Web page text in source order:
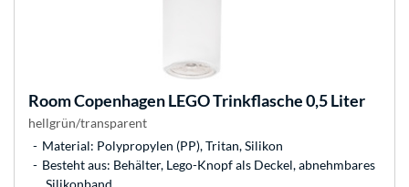
Room CopenhagenLEGO Trinkflasche 0,5 Liter
hellgrün/transparent
Material: Polypropylen (PP), Tritan, Silikon
Besteht aus: Behälter, Lego-Knopf als Deckel, abnehmbares